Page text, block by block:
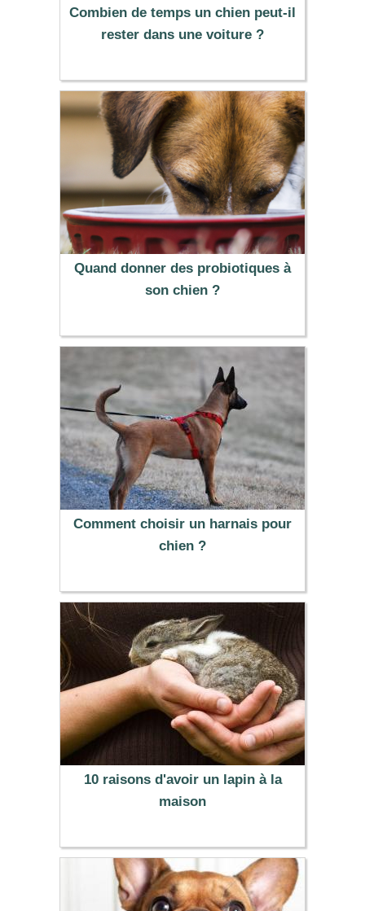
Combien de temps un chien peut-il
rester dans une voiture ?
Quand donner des probiotiques à
son chien ?
Comment choisir un harnais pour
chien ?
10 raisons d'avoir un lapin à la
maison